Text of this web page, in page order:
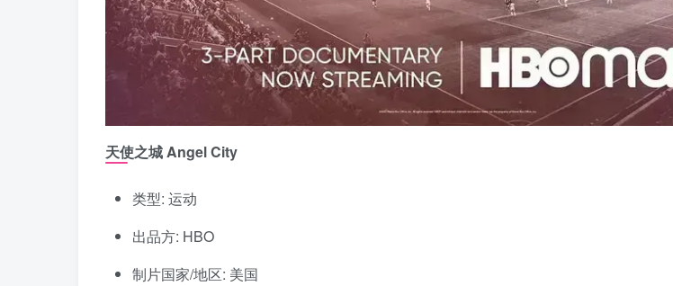
天使之城 Angel City
类型: 运动
出品方: HBO
制片国家/地区: 美国